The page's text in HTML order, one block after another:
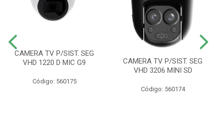
CAMERA TV P/SIST. SEG
VHD 1220 D MIC G9
Código: 560175
CAMERA TV P/SIST. SEG
VHD 3206 MINI SD
Código: 560174